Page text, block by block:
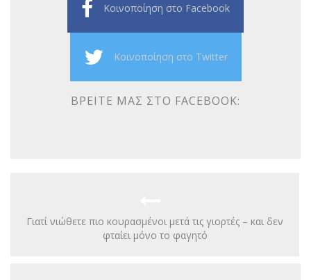
Κοινοποίηση στο Facebook
Κοινοποίηση στο Twitter
ΒΡΕΊΤΕ ΜΑΣ ΣΤΟ FACEBOOK:
Γιατί νιώθετε πιο κουρασμένοι μετά τις γιορτές – και δεν
φταίει μόνο το φαγητό